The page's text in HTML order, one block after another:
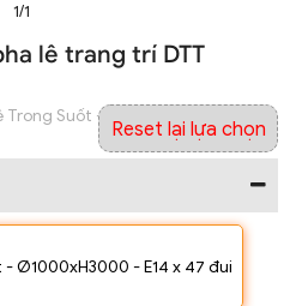
1/1
lê trang trí DTT
Suốt - Ø1000xH3000 - E14 x
- Ø1000xH3000 - E14 x 47 đui
Reset lại lựa chọn